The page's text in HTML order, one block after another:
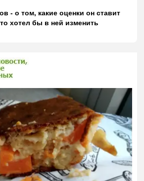
- о том, какие оценки он ставит
хотел бы в ней изменить